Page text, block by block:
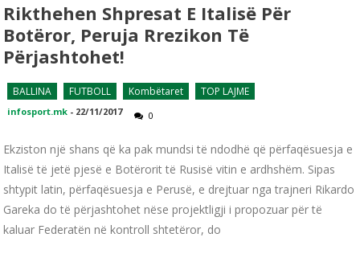
Rikthehen Shpresat E Italisë Për
Botëror, Peruja Rrezikon Të
Përjashtohet!
BALLINA FUTBOLL Kombëtaret TOP LAJME
infosport.mk - 22/11/2017 0
Ekziston një shans që ka pak mundsi të ndodhë që përfaqësuesja e
Italisë të jetë pjesë e Botërorit të Rusisë vitin e ardhshëm. Sipas
shtypit latin, përfaqësuesja e Perusë, e drejtuar nga trajneri Rikardo
Gareka do të përjashtohet nëse projektligji i propozuar për të
kaluar Federatën në kontroll shtetëror, do